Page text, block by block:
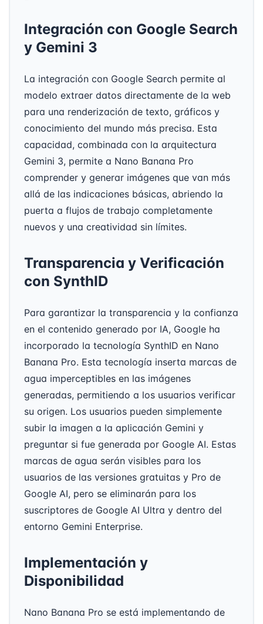
Integración con Google Search
y Gemini 3
La integración con Google Search permite al
modelo extraer datos directamente de la web
para una renderización de texto, gráficos y
conocimiento del mundo más precisa. Esta
capacidad, combinada con la arquitectura
Gemini 3, permite a Nano Banana Pro
comprender y generar imágenes que van más
allá de las indicaciones básicas, abriendo la
puerta a flujos de trabajo completamente
nuevos y una creatividad sin límites.
Transparencia y Verificación
con SynthID
Para garantizar la transparencia y la confianza
en el contenido generado por IA, Google ha
incorporado la tecnología SynthID en Nano
Banana Pro. Esta tecnología inserta marcas de
agua imperceptibles en las imágenes
generadas, permitiendo a los usuarios verificar
su origen. Los usuarios pueden simplemente
subir la imagen a la aplicación Gemini y
preguntar si fue generada por Google AI. Estas
marcas de agua serán visibles para los
usuarios de las versiones gratuitas y Pro de
Google AI, pero se eliminarán para los
suscriptores de Google AI Ultra y dentro del
entorno Gemini Enterprise.
Implementación y
Disponibilidad
Nano Banana Pro se está implementando de